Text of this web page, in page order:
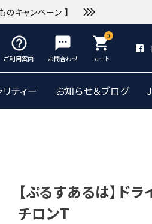
キャンペーン 】
help_outline
ご利用案内
sms
お問合わせ
0
shopping_cart
カート
ティー お知らせ＆ブログ
【ぷるすあるは】ドラ
チロンT